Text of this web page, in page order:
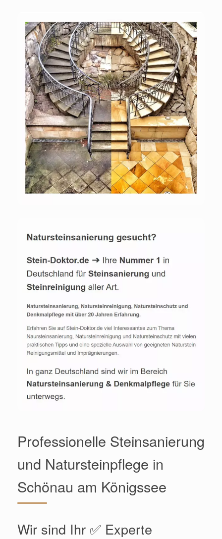
Professionelle Steinsanierung
und Natursteinpflege in
Schönau am Königssee
Wir sind Ihr ✅ Experte